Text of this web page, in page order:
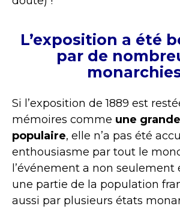
L’exposition a été
par de
Si l’exposition de 1889 est
mémoires comme une
populaire, elle n’a pas été
enthousiasme par tout le
l’événement a non
une partie de la population
aussi par plusieurs états